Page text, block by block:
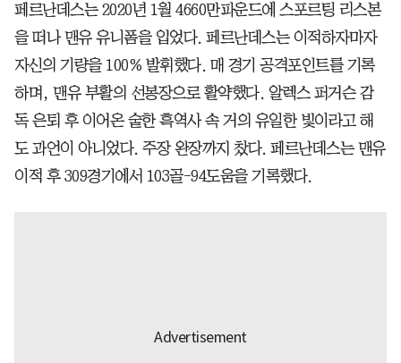
페르난데스는 2020년 1월 4660만파운드에 스포르팅 리스본
을 떠나 맨유 유니폼을 입었다. 페르난데스는 이적하자마자
자신의 기량을 100% 발휘했다. 매 경기 공격포인트를 기록
하며, 맨유 부활의 선봉장으로 활약했다. 알렉스 퍼거슨 감
독 은퇴 후 이어온 숱한 흑역사 속 거의 유일한 빛이라고 해
도 과언이 아니었다. 주장 완장까지 찼다. 페르난데스는 맨유
이적 후 309경기에서 103골-94도움을 기록했다.